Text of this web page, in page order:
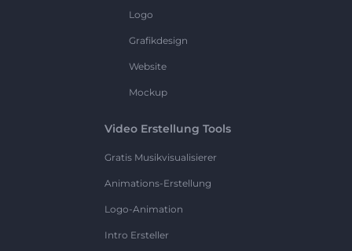
Logo
Grafikdesign
Website
Mockup
Video Erstellung Tools
Gratis Musikvisualisierer
Animations-Erstellung
Logo-Animation
Intro Ersteller